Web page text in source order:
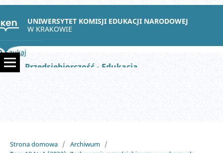
UNIWERSYTET KOMISJI EDUKACJI NARODOWEJ
W KRAKOWIE
Szukaj
Przedsiębiorczość - Edukacja
Strona domowa / Archiwum /